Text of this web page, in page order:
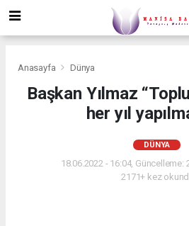
Anasayfa Dünya
Başkan Yılmaz
her yıl
DÜNYA
18.06.2022 - 16:04, Güncelleme:
2171+ kez